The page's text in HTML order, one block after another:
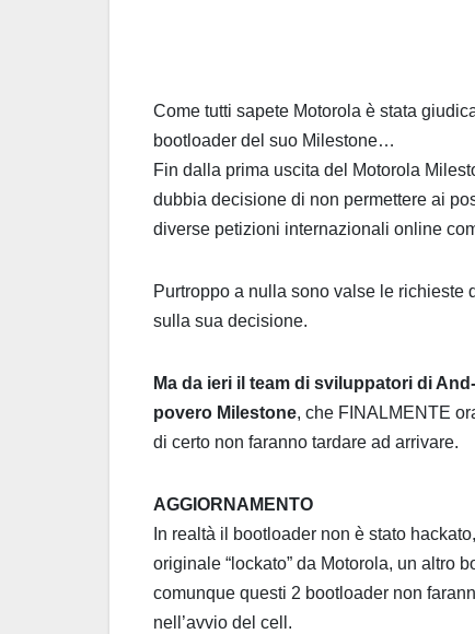
Come tutti sapete Motorola è stata
bootloader del suo Milestone…
Fin dalla prima uscita del Motorola
dubbia decisione di non permettere ai
diverse petizioni internazionali online
Purtroppo a nulla sono valse le richieste
sulla sua decisione.
Ma da ieri il team di sviluppatori di
povero Milestone, che FINALMENTE
di certo non faranno tardare ad arrivare.
AGGIORNAMENTO
In realtà il bootloader non è stato
originale “lockato” da Motorola, un altro
comunque questi 2 bootloader non
nell’avvio del cell.